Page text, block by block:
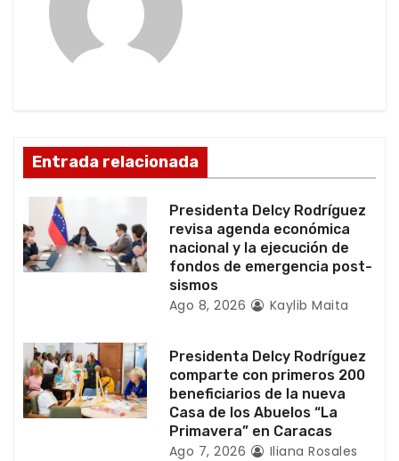
n
d
e
e
t
r
a
Entrada relacionada
Presidenta Delcy Rodríguez
revisa agenda económica
nacional y la ejecución de
fondos de emergencia post-
sismos
Ago 8, 2026 Kaylib Maita
Presidenta Delcy Rodríguez
comparte con primeros 200
beneficiarios de la nueva
Casa de los Abuelos “La
Primavera” en Caracas
Ago 7, 2026 Iliana Rosales